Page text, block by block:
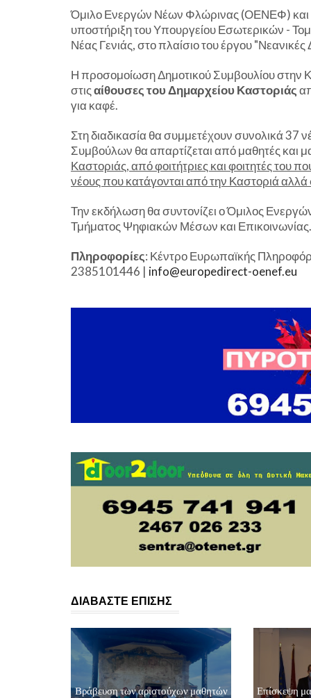
Όμιλο Ενεργών Νέων Φλώρινας (ΟΕΝΕΦ) και
υποστήριξη του Υπουργείου Εσωτερικών -
Νέας Γενιάς, στο πλαίσιο του έργου "Νεανικές
Η προσομοίωση Δημοτικού Συμβουλίου στην
στιςαίθουσες του Δημαρχείου Καστοριάς
για καφέ.
Στη διαδικασία θα συμμετέχουν συνολικά 37
Συμβούλων θα απαρτίζεται από μαθητές και
Καστοριάς, από φοιτήτριες και φοιτητές του
νέους που κατάγονται από την Καστοριά
Την εκδήλωση θα συντονίζει ο Όμιλος
Τμήματος Ψηφιακών Μέσων και Επικοινωνίας.
Πληροφορίες: Κέντρο Ευρωπαϊκής
2385101446 | info@europedirect-oenef.eu
ΔΙΑΒΑΣΤΕ ΕΠΙΣΗΣ
Βράβευση των αριστούχων μαθητών Επίσκεψη